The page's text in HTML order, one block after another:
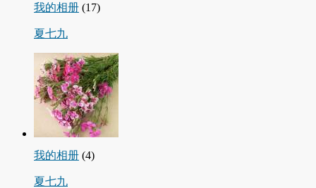
我的相册 (17)
夏七九
我的相册 (4)
夏七九